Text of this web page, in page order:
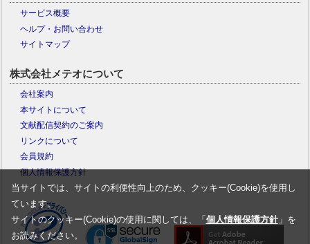
サービス概要
ヘルプ・お問い合わせ
サイトマップ
株式会社メテオについて
会社案内
本サイトについて
文献配信契約のご案内
リンクについて
会員規約
個人情報保護方針
当サイトでは、サイトの利便性向上のため、クッキー(Cookie)を使用し
ています。
サイトのクッキー(Cookie)の使用に関しては、「 個人情報保護方針」を
お読みください。